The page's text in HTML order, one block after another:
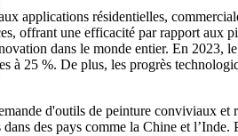
applications résidentielles,
offrant une efficacité par rapport aux
dans le monde entier. En 2023,
à 25 %. De plus, les progrès
d'outils de peinture conviviaux et
des pays comme la Chine et l’Inde.